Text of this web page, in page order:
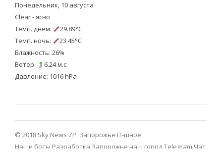
Понедельник, 10 августа
Clear - ясно
Темп. днём:
29.89°C
Темп. ночь:
23.45°C
Влажность: 26%
Ветер:
6.24 м.с.
Давление: 1016 hPa
© 2018 Sky News ZP. Запорожье IT-шное
Наши боты Разработка Запорожье наш город Telegram Чат